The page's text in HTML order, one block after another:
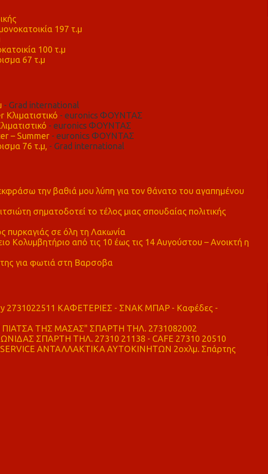
197 τ.μ
100 τ.μ
67 τ.μ
- Grad international
- euronics ΦΟΥΝΤΑΣ
- euronics ΦΟΥΝΤΑΣ
– Summer- euronics ΦΟΥΝΤΑΣ
76 τ.μ, - Grad international
την βαθιά μου λύπη για τον θάνατο του αγαπημένου
σηματοδοτεί το τέλος μιας σπουδαίας πολιτικής
πυρκαγιάς σε όλη τη Λακωνία
Κολυμβητήριο από τις 10 έως τις 14 Αυγούστου – Ανοικτή η
για φωτιά στη Βαρσοβα
2731022511 ΚΑΦΕΤΕΡΙΕΣ - ΣΝΑΚ ΜΠΑΡ - Καφέδες -
ΤΗΣ ΜΑΣΑΣ" ΣΠΑΡΤΗ ΤΗΛ. 2731082002
ΣΠΑΡΤΗ ΤΗΛ. 27310 21138 - CAFE 27310 20510
ΑΝΤΑΛΛΑΚΤΙΚΑ ΑΥΤΟΚΙΝΗΤΩΝ 2οχλμ. Σπάρτης